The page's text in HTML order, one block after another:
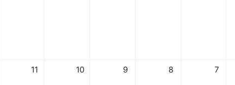
אין אירועים, 7/10/2025
7 אין אירועים, 8/10/2025
8 אין אירועים, 9/10/2025
9 אין אירועים, 10/10/2025
10 אין אירועים, 11/10/2025
11